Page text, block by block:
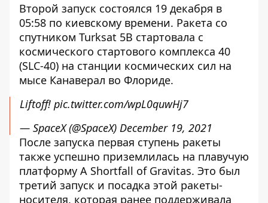
Второй запуск состоялся 19 декабря в
05:58 по киевскому времени. Ракета со
спутником Turksat 5B стартовала с
космического стартового комплекса 40
(SLC-40) на станции космических сил на
мысе Канаверал во Флориде.
Liftoff! pic.twitter.com/wpL0quwHj7
— SpaceX (@SpaceX) December 19, 2021
После запуска первая ступень ракеты
также успешно приземлилась на плавучую
платформу A Shortfall of Gravitas. Это был
третий запуск и посадка этой ракеты-
носителя, которая ранее поддерживала